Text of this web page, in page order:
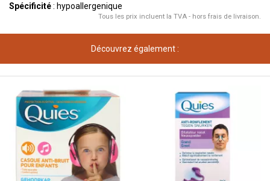
Spécificité: hypoallergenique
Tous les prix incluent la TVA - hors frais de livraison.
Découvrez également :